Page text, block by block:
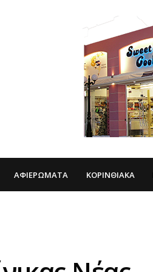
ΑΦΙΕΡΏΜΑΤΑ ΚΟΡΙΝΘΙΑΚΆ